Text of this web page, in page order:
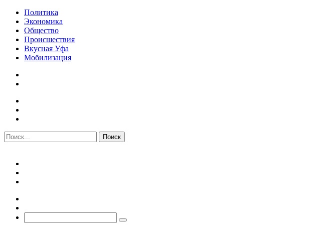
Политика
Экономика
Общество
Происшествия
Вкусная Уфа
Мобилизация